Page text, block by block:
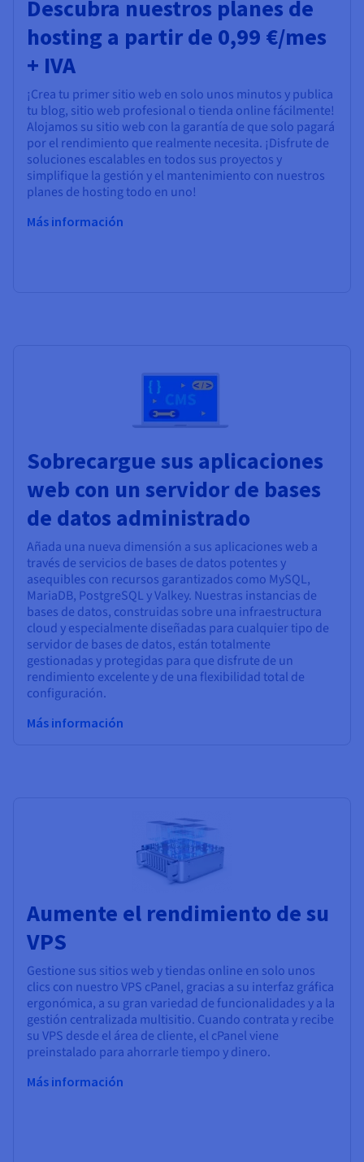
Descubra nuestros planes de
hosting a partir de 0,99 €/mes
+ IVA
¡Crea tu primer sitio web en solo unos minutos y publica
tu blog, sitio web profesional o tienda online fácilmente!
Alojamos su sitio web con la garantía de que solo pagará
por el rendimiento que realmente necesita. ¡Disfrute de
soluciones escalables en todos sus proyectos y
simplifique la gestión y el mantenimiento con nuestros
planes de hosting todo en uno!
Más información
Sobrecargue sus aplicaciones
web con un servidor de bases
de datos administrado
Añada una nueva dimensión a sus aplicaciones web a
través de servicios de bases de datos potentes y
asequibles con recursos garantizados como MySQL,
MariaDB, PostgreSQL y Valkey. Nuestras instancias de
bases de datos, construidas sobre una infraestructura
cloud y especialmente diseñadas para cualquier tipo de
servidor de bases de datos, están totalmente
gestionadas y protegidas para que disfrute de un
rendimiento excelente y de una flexibilidad total de
configuración.
Más información
Aumente el rendimiento de su
VPS
Gestione sus sitios web y tiendas online en solo unos
clics con nuestro VPS cPanel, gracias a su interfaz gráfica
ergonómica, a su gran variedad de funcionalidades y a la
gestión centralizada multisitio. Cuando contrata y recibe
su VPS desde el área de cliente, el cPanel viene
preinstalado para ahorrarle tiempo y dinero.
Más información